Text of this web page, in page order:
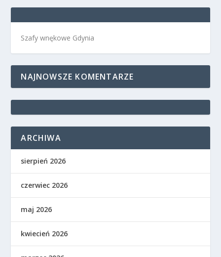
Szafy wnękowe Gdynia
NAJNOWSZE KOMENTARZE
ARCHIWA
sierpień 2026
czerwiec 2026
maj 2026
kwiecień 2026